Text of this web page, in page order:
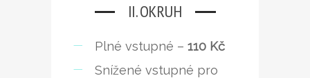
II. OKRUH
Plné vstupné – 110 Kč
Snížené vstupné pro